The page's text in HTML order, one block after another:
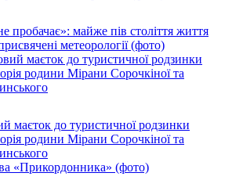
пробачає»: майже пів століття життя
метеорології (фото)
маєток до туристичної родзинки
родини Мірани Сорочкіної та